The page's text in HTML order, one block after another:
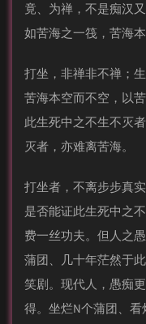
竟、为禅，不是痴汉
如苦海之一筏，苦海
打坐，非禅非不禅；
苦海本空而不空，以
此生死中之不生不灭
灭者，亦难离苦海。
打坐者，不离步步真
是否能证此生死中之
费一丝功夫。但人之
蒲团、几十年茫然于
笑剧。现代人，愚痴
得。坐烂N个蒲团、